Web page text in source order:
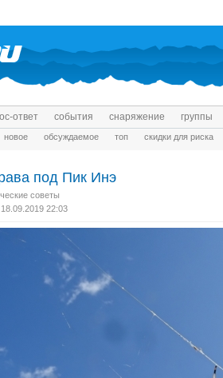
ответ события снаряжение группы
новое обсуждаемое топ скидки для риска
под Пик Инэ
советы
, 18.09.2019 22:03